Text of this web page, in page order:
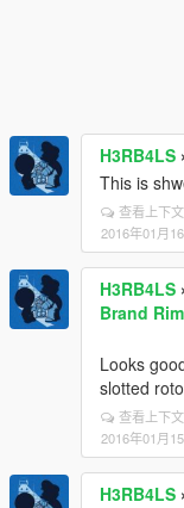
H3RB4LS
This is
查看上下文
2016年01月
H3RB4LS
Brand
Looks
slotted
查看上下文
2016年01月
H3RB4LS